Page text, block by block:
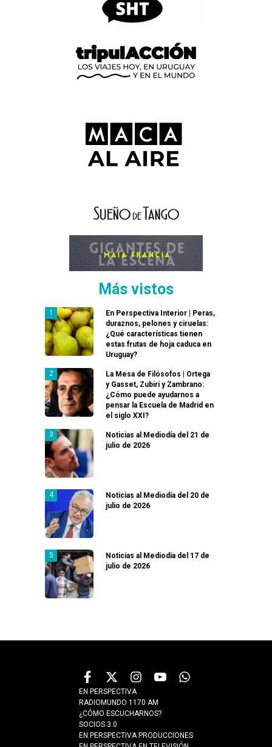
Más vistos
En Perspectiva Interior | Peras,
duraznos, pelones y ciruelas:
¿Qué características tienen
estas frutas de hoja caduca en
Uruguay?
La Mesa de Filósofos | Ortega
y Gasset, Zubiri y Zambrano:
¿Cómo puede ayudarnos a
pensar la Escuela de Madrid en
el siglo XXI?
Noticias al Mediodía del 21 de
julio de 2026
Noticias al Mediodía del 20 de
julio de 2026
Noticias al Mediodía del 17 de
julio de 2026
EN PERSPECTIVA
RADIOMUNDO 1170 AM
¿CÓMO ESCUCHARNOS?
SOCIOS 3.0
EN PERSPECTIVA PRODUCCIONES